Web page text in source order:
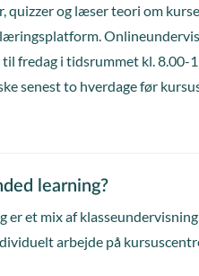
quizzer og læser teori om
fredag i tidsrummet kl. 8.00-
senest to hverdage før
learning?
er et mix af
arbejde på